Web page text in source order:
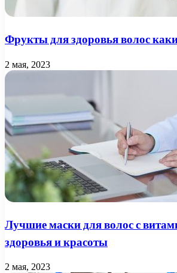
Фрукты для здоровья волос
2 мая, 2023
Лучшие маски для волос с
здоровья и красоты
2 мая, 2023